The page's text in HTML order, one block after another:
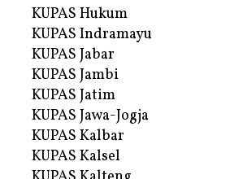
KUPAS Hukum
KUPAS Indramayu
KUPAS Jabar
KUPAS Jambi
KUPAS Jatim
KUPAS Jawa-Jogja
KUPAS Kalbar
KUPAS Kalsel